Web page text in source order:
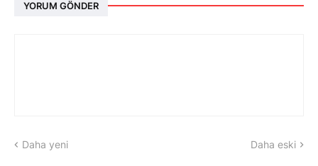
YORUM GÖNDER
Daha yeni Daha eski